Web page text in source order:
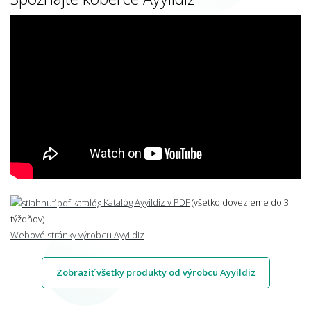
Katalóg Ayyildiz v PDF(všetko dovezieme do 3
týždňov)
Webové stránky výrobcu Ayyildiz
Zobraziť všetky produkty od výrobcu Ayyildiz